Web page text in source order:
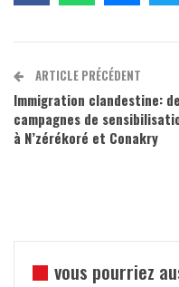
ARTICLE PRÉCÉDENT
Immigration clandestine:
campagnes de
à N’zérékoré et Conakry
vous pourriez